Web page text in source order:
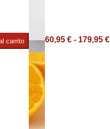
carrito 60,95 € - 179,95 €